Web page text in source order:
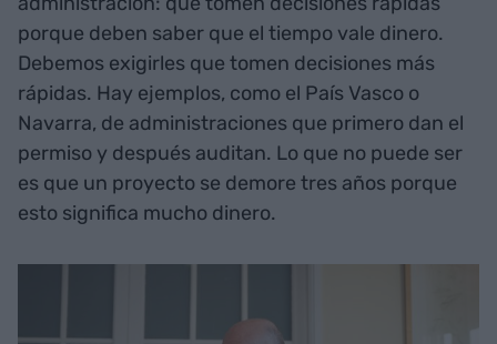
porque deben saber que el tiempo vale dinero.
Debemos exigirles que tomen decisiones más
rápidas. Hay ejemplos, como el País Vasco o
Navarra, de administraciones que primero dan el
permiso y después auditan. Lo que no puede ser
es que un proyecto se demore tres años porque
esto significa mucho dinero.